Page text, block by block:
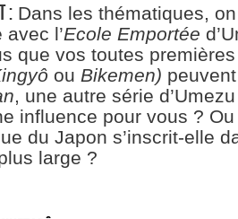
:Dans les thématiques,
l’Ecole Emportée
que vos toutes
ou Bikemen)
, une autre série
influence pour vous ?
du Japon s’inscrit-elle
large ?